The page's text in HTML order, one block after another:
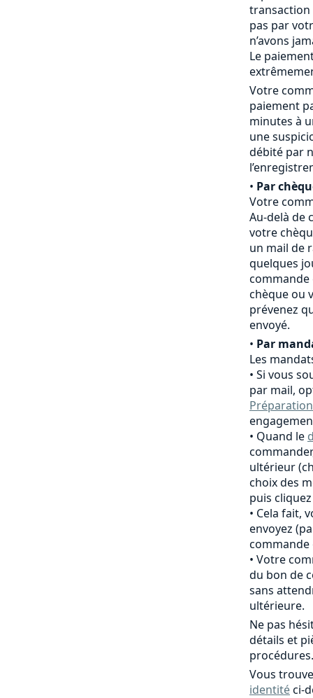
transaction
pas par
n’avons
Le
Votre
paiement
minutes à
une
débité par
• Par
Votre
Au-delà de
votre
un mail de
quelques
chèque ou
prévenez
envoyé.
• Par
Les
Si vous
par mail,
Quand le
ultérieur
choix des
puis
Cela fait,
envoyez
commande
Votre
du bon de
sans
ultérieure.
Ne pas
détails et
procédures.
Vous
identitéci-